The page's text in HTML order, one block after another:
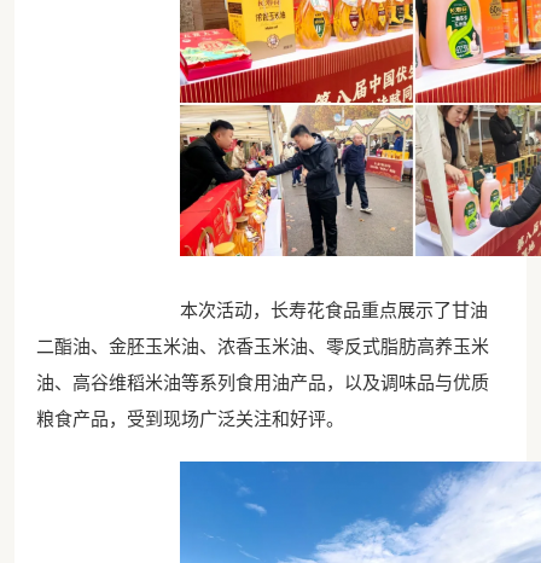
本次活动，长寿花食品重点展示了甘油
二酯油、金胚玉米油、浓香玉米油、零反式脂肪高养玉米
油、高谷维稻米油等系列食用油产品，以及调味品与优质
粮食产品，受到现场广泛关注和好评。